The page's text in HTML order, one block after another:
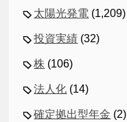
太陽光発電 (1,209)
投資実績 (32)
株 (106)
法人化 (14)
確定拠出型年金 (2)